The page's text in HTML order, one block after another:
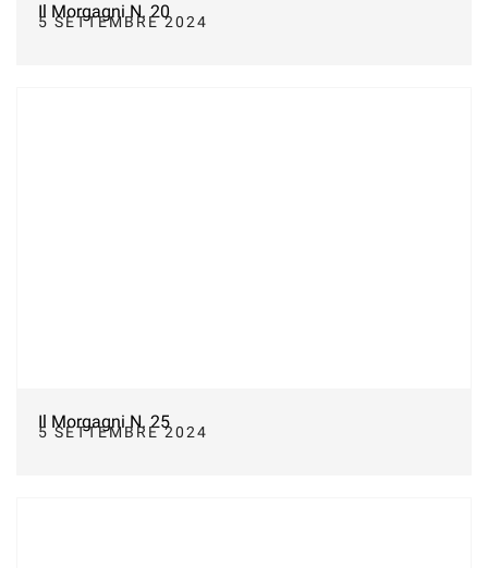
Il Morgagni N. 20
5 SETTEMBRE 2024
Il Morgagni N. 25
5 SETTEMBRE 2024